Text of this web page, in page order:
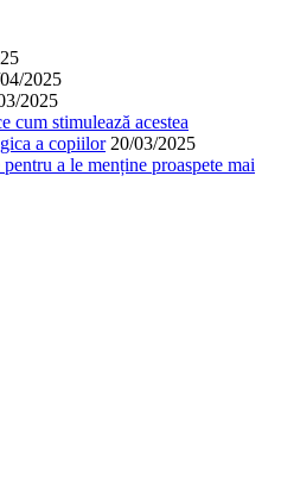
2025
2025
cum stimulează acestea
a copiilor 20/03/2025
a le menține proaspete mai